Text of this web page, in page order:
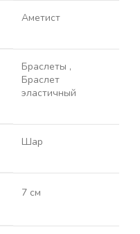
Аметист
Браслеты ,
Браслет
эластичный
Шар
7 см